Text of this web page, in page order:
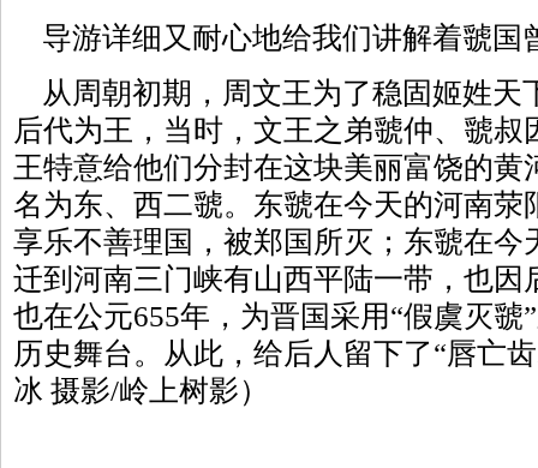
导游详细又耐心地给我们讲解着虢国
从周朝初期，周文王为了稳固姬姓天
后代为王，当时，文王之弟虢仲、虢
王特意给他们分封在这块美丽富饶的黄
名为东、西二虢。东虢在今天的河南荥
享乐不善理国，被郑国所灭；东虢在今
迁到河南三门峡有山西平陆一带，也因
也在公元655年，为晋国采用“假虞灭虢
历史舞台。从此，给后人留下了“唇亡
冰 摄影/岭上树影）